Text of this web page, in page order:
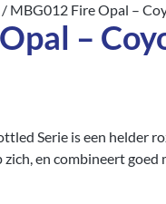
/ MBG012 Fire Opal –
–
Serie is een helder
en combineert goed